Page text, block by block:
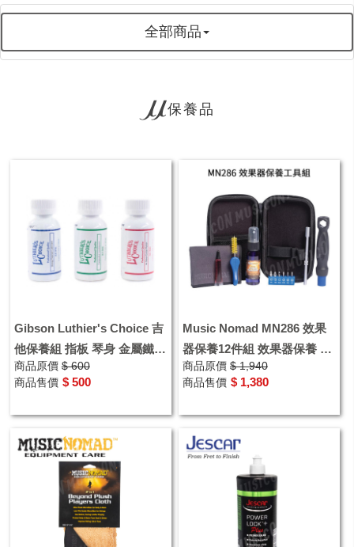
全部商品
保養品
Gibson Luthier's Choice 吉
他保養組 指板 琴身 金屬鐵件
清潔套裝
商品原價 $ 600
商品售價 $ 500
Music Nomad MN286 效果
器保養12件組 效果器保養 工
具 樂器清潔保養
商品原價 $ 1,940
商品售價 $ 1,380